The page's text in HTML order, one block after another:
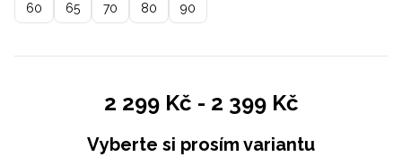
60 65 70 80 90
2 299 Kč - 2 399 Kč
Vyberte si prosím variantu